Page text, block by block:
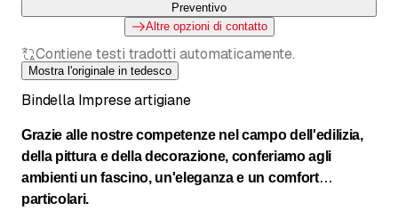
Preventivo
Altre opzioni di contatto
Contiene testi tradotti automaticamente.
Mostra l'originale in tedesco
Bindella Imprese artigiane
Grazie alle nostre competenze nel campo dell'edilizia,
della pittura e della decorazione, conferiamo agli
ambienti un fascino, un'eleganza e un comfort
particolari.